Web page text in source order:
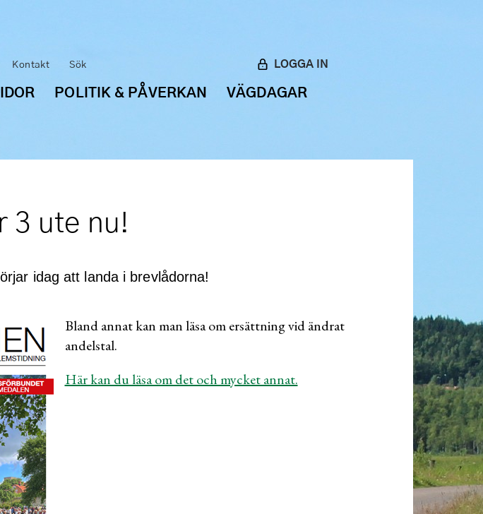
Kontakt Sök
POLITIK & PÅVERKAN VÄGDAGAR
LOGGA IN
3 ute nu!
idag att landa i brevlådorna!
Bland annat kan man läsa om ersättning vid ändrat
andelstal.
Här kan du läsa om det och mycket annat.